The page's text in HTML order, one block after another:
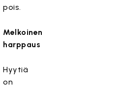
pois.
Melkoinen
harppaus
Hyytiä
on